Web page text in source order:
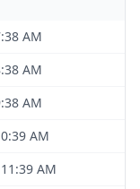
AM
AM
AM
AM
11:39 AM